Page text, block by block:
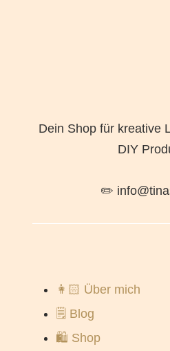
Dein Shop für kreative
DIY
✏️
👩🏻 Über mich
🗒️ Blog
🛍️ Shop